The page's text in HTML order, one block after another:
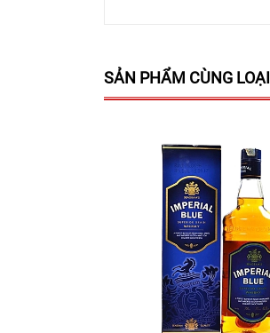
SẢN PHẨM CÙNG LOẠI